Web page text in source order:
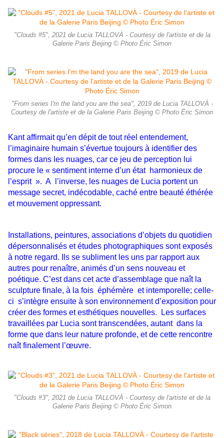
"Clouds #5", 2021 de Lucia TALLOVÀ - Courtesy de l'artiste et de la
Galerie Paris Beijing © Photo Éric Simon
"From series I'm the land you are the sea", 2019 de Lucia TALLOVÀ -
Courtesy de l'artiste et de la Galerie Paris Beijing © Photo Éric Simon
Kant affirmait qu’en dépit de tout réel entendement,
l’imaginaire humain s’évertue toujours à identifier des
formes dans les nuages, car ce jeu de perception lui
procure le « sentiment interne d’un état harmonieux de
l’esprit ». A l’inverse, les nuages de Lucia portent un
message secret, indécodable, caché entre beauté éthérée
et mouvement oppressant.
Installations, peintures, associations d’objets du quotidien
dépersonnalisés et études photographiques sont exposés
à notre regard. Ils se subliment les uns par rapport aux
autres pour renaître, animés d’un sens nouveau et
poétique. C’est dans cet acte d’assemblage que naît la
sculpture finale, à la fois éphémère et intemporelle; celle-
ci s’intègre ensuite à son environnement d’exposition pour
créer des formes et esthétiques nouvelles. Les surfaces
travaillées par Lucia sont transcendées, autant dans la
forme que dans leur nature profonde, et de cette rencontre
naît finalement l’œuvre.
"Clouds #3", 2021 de Lucia TALLOVÀ - Courtesy de l'artiste et de la
Galerie Paris Beijing © Photo Éric Simon